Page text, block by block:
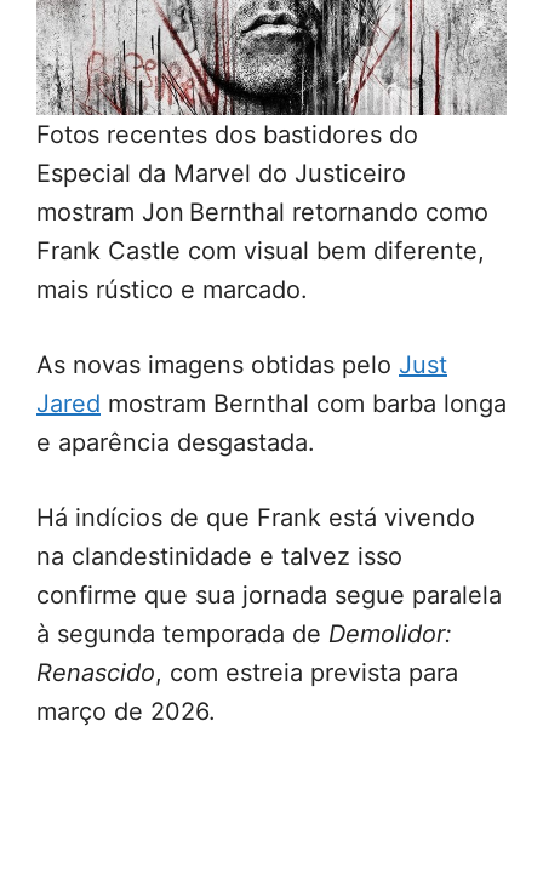
Fotos recentes dos bastidores do
Especial da Marvel do Justiceiro
mostram Jon Bernthal retornando como
Frank Castle com visual bem diferente,
mais rústico e marcado.
As novas imagens obtidas pelo Just
Jared mostram Bernthal com barba longa
e aparência desgastada.
Há indícios de que Frank está vivendo
na clandestinidade e talvez isso
confirme que sua jornada segue paralela
à segunda temporada de Demolidor:
Renascido, com estreia prevista para
março de 2026.